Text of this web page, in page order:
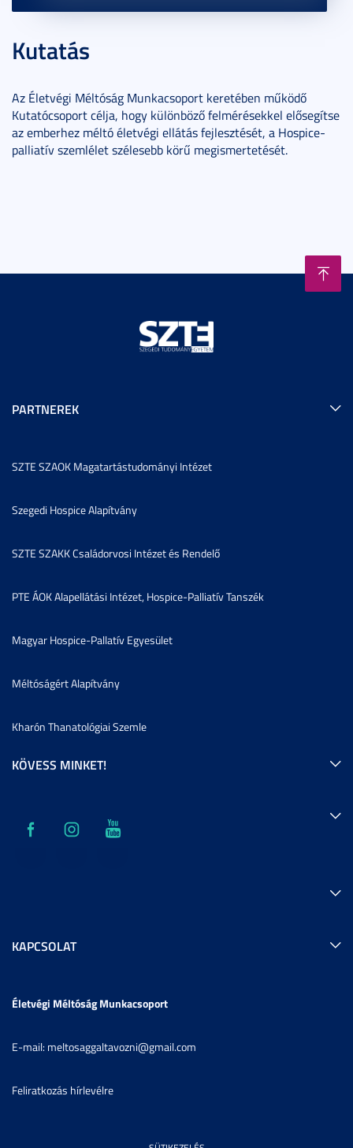
Kutatás
Az Életvégi Méltóság Munkacsoport keretében működő
Kutatócsoport célja, hogy különböző felmérésekkel elősegítse
az emberhez méltó életvégi ellátás fejlesztését, a Hospice-
palliatív szemlélet szélesebb körű megismertetését.
PARTNEREK
SZTE SZAOK Magatartástudományi Intézet
Szegedi Hospice Alapítvány
SZTE SZAKK Családorvosi Intézet és Rendelő
PTE ÁOK Alapellátási Intézet, Hospice-Palliatív Tanszék
Magyar Hospice-Pallatív Egyesület
Méltóságért Alapítvány
Kharón Thanatológiai Szemle
KÖVESS MINKET!
KAPCSOLAT
Életvégi Méltóság Munkacsoport
E-mail: meltosaggaltavozni@gmail.com
Feliratkozás hírlevélre